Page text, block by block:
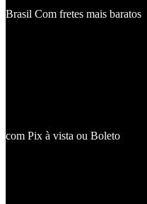
Brasil Com fretes mais baratos
com Pix à vista ou Boleto